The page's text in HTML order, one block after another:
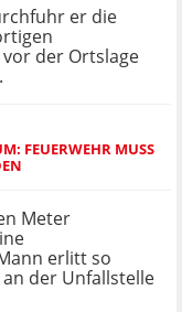
er die
der Ortslage
FEUERWEHR MUSS
Meter
erlitt so
der Unfallstelle